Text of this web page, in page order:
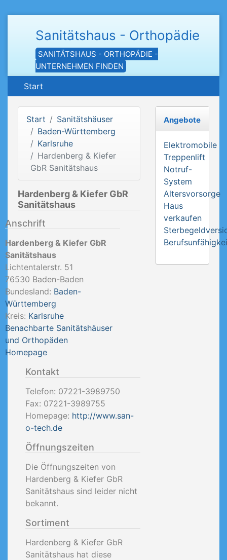
Sanitätshaus - Orthopädie
SANITÄTSHAUS - ORTHOPÄDIE -
UNTERNEHMEN FINDEN
Start
Start
Sanitätshäuser
Baden-Württemberg
Karlsruhe
Hardenberg & Kiefer
GbR Sanitätshaus
Hardenberg & Kiefer GbR
Sanitätshaus
Anschrift
Hardenberg & Kiefer GbR
Sanitätshaus
Lichtentalerstr. 51
76530 Baden-Baden
Bundesland: Baden-
Württemberg
Kreis: Karlsruhe
Benachbarte Sanitätshäuser
und Orthopäden
Homepage
Kontakt
Telefon: 07221-3989750
Fax: 07221-3989755
Homepage: http://www.san-
o-tech.de
Öffnungszeiten
Die Öffnungszeiten von
Hardenberg & Kiefer GbR
Sanitätshaus sind leider nicht
bekannt.
Sortiment
Hardenberg & Kiefer GbR
Sanitätshaus hat diese
Angebote
Elektromobile
Treppenlift
Notruf-
System
Altersvorsorge
Haus
verkaufen